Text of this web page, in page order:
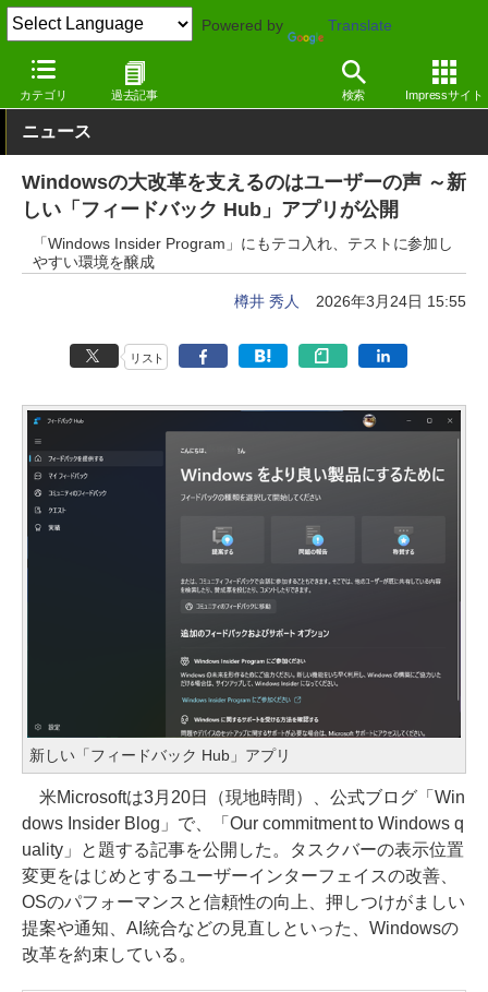
Powered by Translate
カテゴリ 過去記事 検索 Impressサイト
窓の杜 システム・ファイル Windows
ニュース
Windowsの大改革を支えるのはユーザーの声 ～新
しい「フィードバック Hub」アプリが公開
「Windows Insider Program」にもテコ入れ、テストに参加し
やすい環境を醸成
樽井 秀人 2026年3月24日 15:55
リスト
新しい「フィードバック Hub」アプリ
米Microsoftは3月20日（現地時間）、公式ブログ「Win
dows Insider Blog」で、「Our commitment to Windows q
uality」と題する記事を公開した。タスクバーの表示位置
変更をはじめとするユーザーインターフェイスの改善、
OSのパフォーマンスと信頼性の向上、押しつけがましい
提案や通知、AI統合などの見直しといった、Windowsの
改革を約束している。